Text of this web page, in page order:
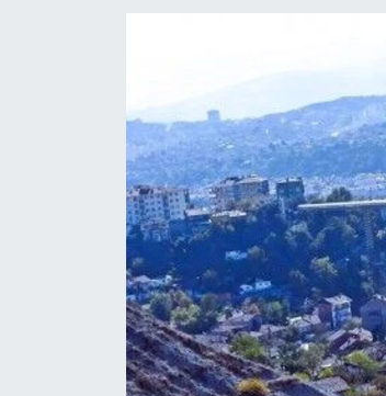
Yerel Yönetimler